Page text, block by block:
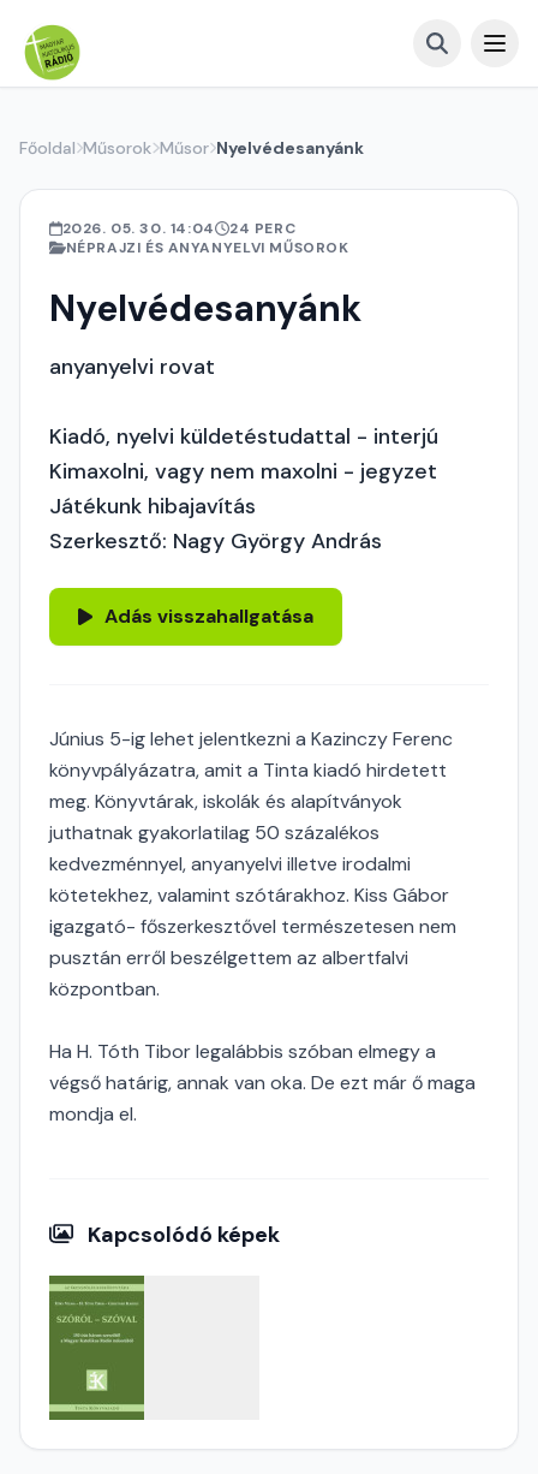
Főoldal Műsorok Műsor Nyelvédesanyánk
2026. 05. 30. 14:04
24 PERC
NÉPRAJZI ÉS ANYANYELVI MŰSOROK
Nyelvédesanyánk
anyanyelvi rovat
Kiadó, nyelvi küldetéstudattal - interjú
Kimaxolni, vagy nem maxolni - jegyzet
Játékunk hibajavítás
Szerkesztő: Nagy György András
Adás visszahallgatása
Június 5-ig lehet jelentkezni a Kazinczy Ferenc
könyvpályázatra, amit a Tinta kiadó hirdetett
meg. Könyvtárak, iskolák és alapítványok
juthatnak gyakorlatilag 50 százalékos
kedvezménnyel, anyanyelvi illetve irodalmi
kötetekhez, valamint szótárakhoz. Kiss Gábor
igazgató- főszerkesztővel természetesen nem
pusztán erről beszélgettem az albertfalvi
központban.
Ha H. Tóth Tibor legalábbis szóban elmegy a
végső határig, annak van oka. De ezt már ő maga
mondja el.
Kapcsolódó képek